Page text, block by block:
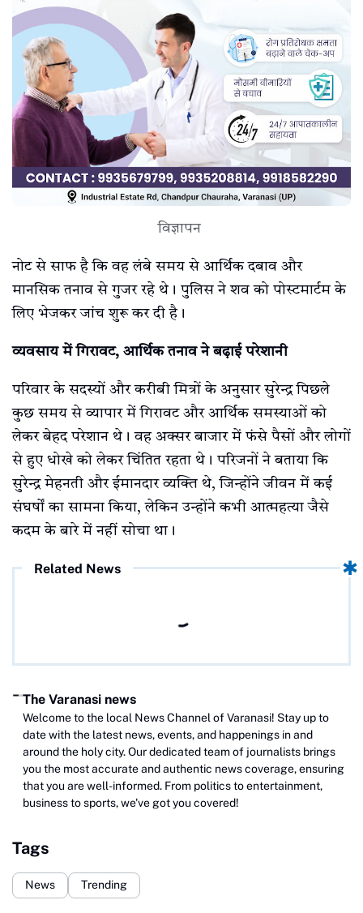
विज्ञापन
नोट से साफ है कि वह लंबे समय से आर्थिक दबाव और
मानसिक तनाव से गुजर रहे थे। पुलिस ने शव को पोस्टमार्टम के
लिए भेजकर जांच शुरू कर दी है।
व्यवसाय में गिरावट, आर्थिक तनाव ने बढ़ाई परेशानी
परिवार के सदस्यों और करीबी मित्रों के अनुसार सुरेन्द्र पिछले
कुछ समय से व्यापार में गिरावट और आर्थिक समस्याओं को
लेकर बेहद परेशान थे। वह अक्सर बाजार में फंसे पैसों और लोगों
से हुए धोखे को लेकर चिंतित रहता थे। परिजनों ने बताया कि
सुरेन्द्र मेहनती और ईमानदार व्यक्ति थे, जिन्होंने जीवन में कई
संघर्षों का सामना किया, लेकिन उन्होंने कभी आत्महत्या जैसे
कदम के बारे में नहीं सोचा था।
Related News
The Varanasi news
Welcome to the local News Channel of Varanasi! Stay up to
date with the latest news, events, and happenings in and
around the holy city. Our dedicated team of journalists brings
you the most accurate and authentic news coverage, ensuring
that you are well-informed. From politics to entertainment,
business to sports, we've got you covered!
Tags
News Trending